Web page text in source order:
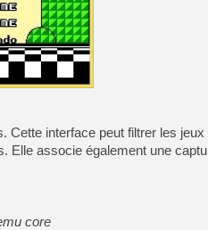
[GK] Palworld Online est
[GK] Wuchang 2 : le
[GK] Test : Big Walk est le
[GK] Starsand Island : la
[GK] La Xbox Series X
[GK] Moonlighter 2 : The
[GK] Capcom relance
interface peut filtrer les jeux
associe également une
core